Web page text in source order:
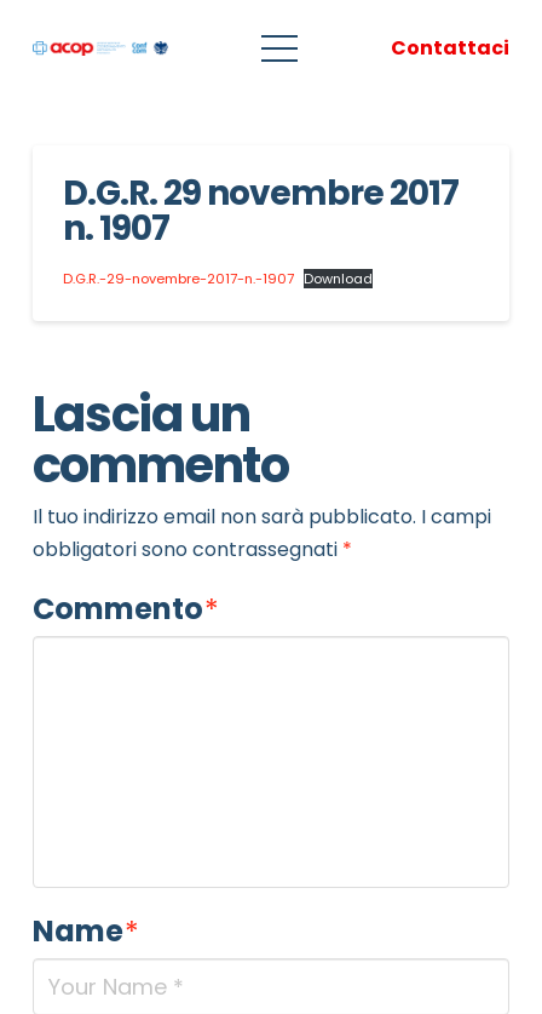
Contattaci
D.G.R. 29 novembre 2017
n. 1907
D.G.R.-29-novembre-2017-n.-1907 Download
Lascia un
commento
Il tuo indirizzo email non sarà pubblicato. I campi
obbligatori sono contrassegnati *
Commento*
Name*